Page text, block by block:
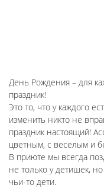
День Рождения – для
праздник!
Это то, что у каждого
изменить никто не
праздник настоящий!
цветным, с веселым и
В приюте мы всегда
не только у детишек,
чьи-то дети.